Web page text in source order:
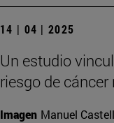
14 | 04 | 2025
Un estudio
riesgo de
Imagen Manuel